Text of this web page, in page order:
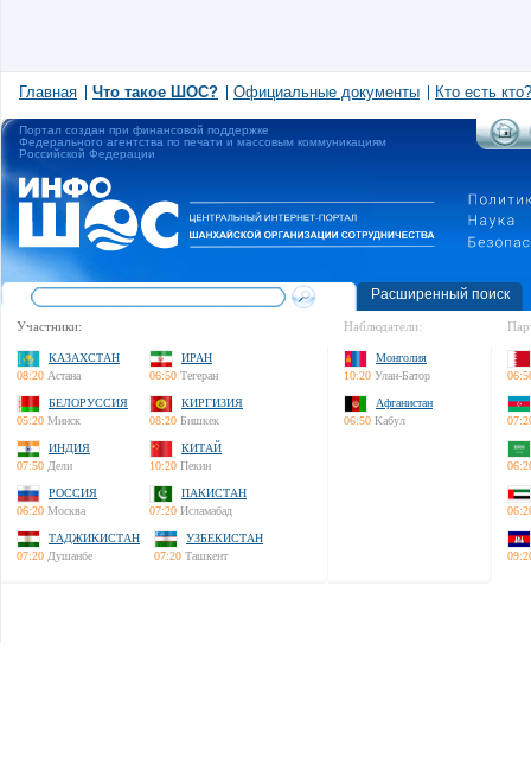
Главная Что такое ШОС? Официальные документы Кто есть кто?
Портал создан при финансовой поддержке
Федерального агентства по печати и массовым коммуникациям
Российской Федерации
Расширенный поиск
Участники:
КАЗАХСТАН
08:20 Астана
ИРАН
06:50 Тегеран
БЕЛОРУССИЯ
05:20 Минск
КИРГИЗИЯ
08:20 Бишкек
ИНДИЯ
07:50 Дели
КИТАЙ
10:20 Пекин
РОССИЯ
06:20 Москва
ПАКИСТАН
07:20 Исламабад
ТАДЖИКИСТАН
07:20 Душанбе
УЗБЕКИСТАН
07:20 Ташкент
Наблюдатели:
Монголия
10:20 Улан-Батор
Афганистан
06:50 Кабул